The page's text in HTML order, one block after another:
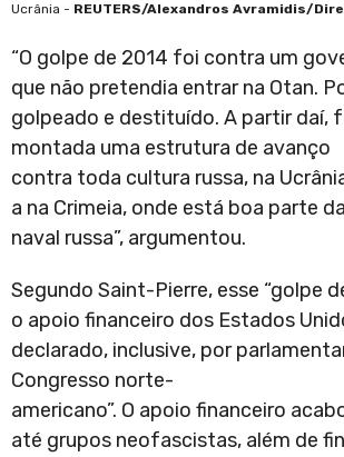
Ucrânia - REUTERS/Alexandros Avramidis/
“O golpe de 2014 foi contra um
que não pretendia entrar na Otan.
golpeado e destituído. A partir daí,
montada uma estrutura de avanço
contra toda cultura russa, na
a na Crimeia, onde está boa parte
naval russa”, argumentou.
Segundo Saint-Pierre, esse “golpe
o apoio financeiro dos Estados
declarado, inclusive, por
Congresso norte-
americano”. O apoio financeiro
até grupos neofascistas, além de